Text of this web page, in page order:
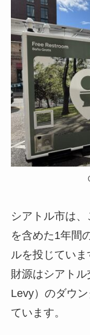
シアトル市は、
を含めた1年間
ルを投じていま
財源はシアト
Levy）のダウ
ています。